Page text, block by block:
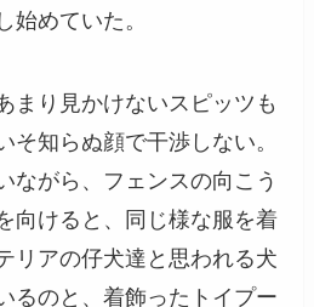
始めていた。
まり見かけないスピッツも
そ知らぬ顔で干渉しない。
ながら、フェンスの向こう
向けると、同じ様な服を着
リアの仔犬達と思われる犬
るのと、着飾ったトイプー